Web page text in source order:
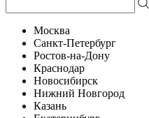
Москва
Санкт-Петербург
Ростов-на-Дону
Краснодар
Новосибирск
Нижний Новгород
Казань